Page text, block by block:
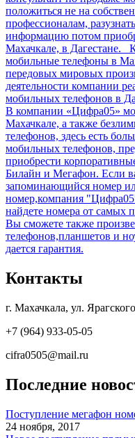
положиться не на
профессионалам,
информацию потом
Махачкале, в Дагестане.
мобильные телефоны в
передовых мировых
деятельности компании
мобильных телефонов в
В компании «Цифра05»
Махачкале, а также
телефонов, здесь есть
мобильных телефонов,
приобрести
Билайн и Мегафон. Если
запоминающийся номер
номер,компания
найдете номера от
Вы сможете также
телефонов,планшетов и
дается гарантия.
Контакты
г. Махачкала, ул.
+7 (964) 933-05-05
cifra0505@mail.ru
Последние
Поступление мегафон
24 ноября, 2017